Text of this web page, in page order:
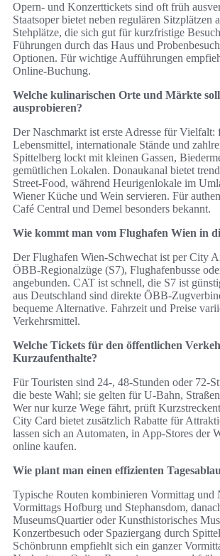
Opern‑ und Konzerttickets sind oft früh
Staatsoper bietet neben regulären Sitzplätzen
Stehplätze, die sich gut für kurzfristige
Führungen durch das Haus und
Optionen. Für wichtige Aufführungen
Online‑Buchung.
Welche kulinarischen Orte und Märkte
ausprobieren?
Der Naschmarkt ist erste Adresse für Vielfalt:
Lebensmittel, internationale Stände und
Spittelberg lockt mit kleinen Gassen,
gemütlichen Lokalen. Donaukanal bietet
Street‑Food, während Heurigenlokale im
Wiener Küche und Wein servieren. Für
Café Central und Demel besonders bekannt.
Wie kommt man vom Flughafen Wien in
Der Flughafen Wien‑Schwechat ist per City
ÖBB‑Regionalzüge (S7), Flughafenbusse
angebunden. CAT ist schnell, die S7 ist
aus Deutschland sind direkte
bequeme Alternative. Fahrzeit und Preise
Verkehrsmittel.
Welche Tickets für den öffentlichen
Kurzaufenthalte?
Für Touristen sind 24‑, 48‑Stunden oder
die beste Wahl; sie gelten für U‑Bahn,
Wer nur kurze Wege fährt, prüft
City Card bietet zusätzlich Rabatte für
lassen sich an Automaten, in App‑Stores der
online kaufen.
Wie plant man einen effizienten
Typische Routen kombinieren Vormittag und
Vormittags Hofburg und Stephansdom,
MuseumsQuartier oder Kunsthistorisches
Konzertbesuch oder Spaziergang durch
Schönbrunn empfiehlt sich ein ganzer